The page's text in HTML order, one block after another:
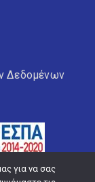
Δεδομένων
για να σας